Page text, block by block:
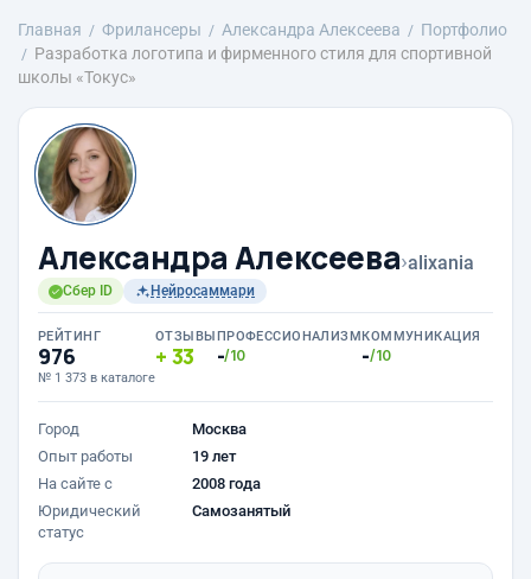
Главная Фрилансеры Александра Алексеева
Портфолио
Разработка логотипа и фирменного стиля для спортивной
школы «Токус»
Александра Алексеева›alixania
Сбер ID Нейросаммари
РЕЙТИНГ
976
№ 1 373 в каталоге
ОТЗЫВЫ
33
ПРОФЕССИОНАЛИЗМ
-/10
КОММУНИКАЦИЯ
-/10
Город
Москва
Опыт работы
19 лет
На сайте с
2008 года
Юридический
статус
Самозанятый